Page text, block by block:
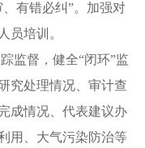
有错必纠”。加强对
员培训。
监督，健全“闭环”监
究处理情况、审计查
成情况、代表建议办
用、大气污染防治等